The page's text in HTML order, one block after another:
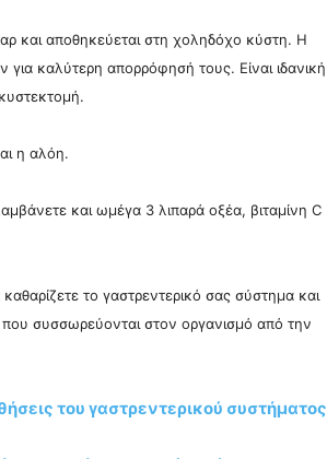
και αποθηκεύεται στη χοληδόχο κύστη. Η
καλύτερη απορρόφησή τους. Είναι ιδανική
η αλόη.
και ωμέγα 3 λιπαρά οξέα, βιταμίνη C
το γαστρεντερικό σας σύστημα και
συσσωρεύονται στον οργανισμό από την
του γαστρεντερικού συστήματος